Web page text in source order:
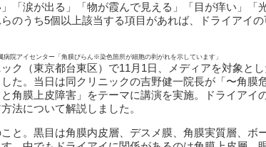
「涙が出る」「物が霞んで見える」「目が痒い」「
のうち5個以上該当する項目があれば、ドライアイの
病院アイセンター「角膜びらん※染色箇所が細胞の剥がれを示しています」
ク（東京都台東区）で11月1日、メディアを対象と
た。当日は同クリニックの吉野健一院長が「〜角膜
角膜上皮障害」をテーマに講演を実施。ドライアイ
法について解説しました。
と。黒目は角膜内皮層、デスメ膜、角膜実質層、ボ